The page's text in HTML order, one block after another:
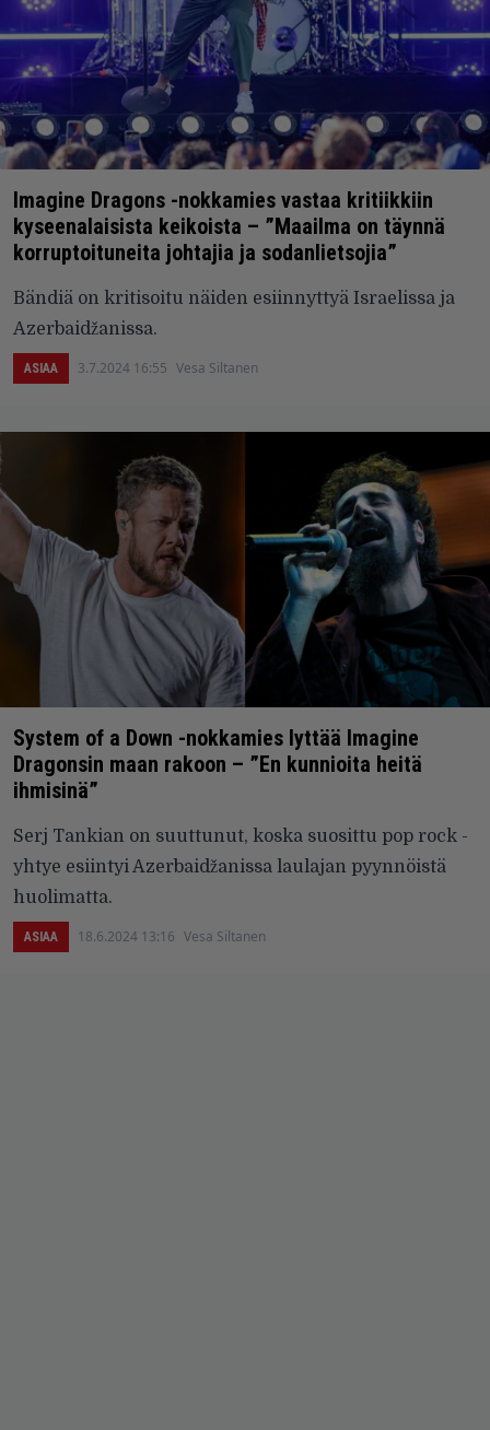
Imagine Dragons -nokkamies vastaa kritiikkiin
kyseenalaisista keikoista – ”Maailma on täynnä
korruptoituneita johtajia ja sodanlietsojia”
Bändiä on kritisoitu näiden esiinnyttyä Israelissa ja
Azerbaidžanissa.
ASIAA 3.7.2024 16:55 Vesa Siltanen
System of a Down -nokkamies lyttää Imagine
Dragonsin maan rakoon – ”En kunnioita heitä
ihmisinä”
Serj Tankian on suuttunut, koska suosittu pop rock -
yhtye esiintyi Azerbaidžanissa laulajan pyynnöistä
huolimatta.
ASIAA 18.6.2024 13:16 Vesa Siltanen